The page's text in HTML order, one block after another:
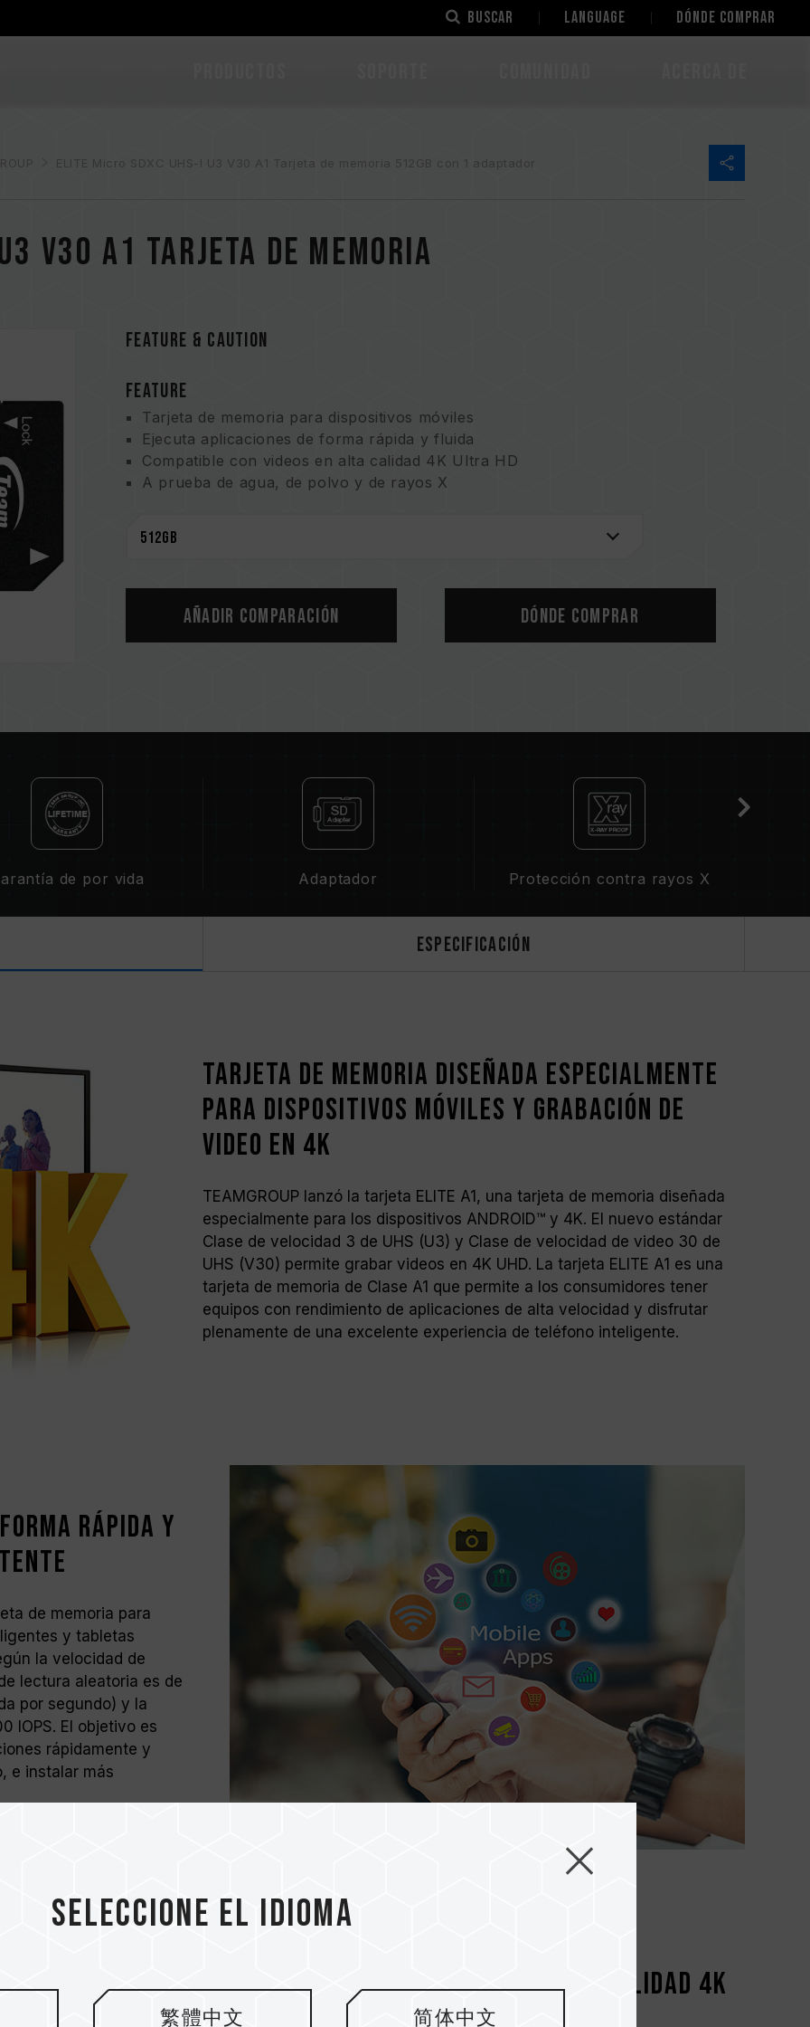
Buscar LANGUAGE Dónde comprar
ELITE Micro SDXC UHS-I U3 V30 A1 Tarjeta de memoria 512GB con 1 adaptador
V30 A1 Tarjeta de memoria
FEATURE & CAUTION
FEATURE
Tarjeta de memoria para dispositivos móviles
Ejecuta aplicaciones de forma rápida y fluida
Compatible con videos en alta calidad 4K Ultra HD
A prueba de agua, de polvo y de rayos X
Añadir comparación Dónde comprar
de por vida Adaptador Protección contra rayos X
Especificación
Tarjeta de memoria diseñada especialmente
para dispositivos móviles y grabación de
video en 4K
TEAMGROUP lanzó la tarjeta ELITE A1, una tarjeta de memoria diseñada
especialmente para los dispositivos ANDROID™ y 4K. El nuevo estándar
Clase de velocidad 3 de UHS (U3) y Clase de velocidad de video 30 de
UHS (V30) permite grabar videos en 4K UHD. La tarjeta ELITE A1 es una
tarjeta de memoria de Clase A1 que permite a los consumidores tener
equipos con rendimiento de aplicaciones de alta velocidad y disfrutar
plenamente de una excelente experiencia de teléfono inteligente.
rápida y
de memoria para
y tabletas
la velocidad de
lectura aleatoria es de
por segundo) y la
IOPS. El objetivo es
rápidamente y
e instalar más
Compatibilidad con videos de alta calidad 4K
Ultra HD
Seleccione el idioma
繁體中文 简体中文